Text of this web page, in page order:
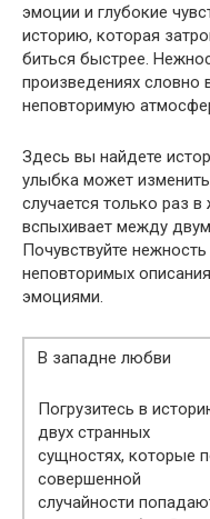
эмоции и глубокие
историю, которая
биться быстрее.
произведениях
неповторимую
Здесь вы найдете
улыбка может
случается только раз
вспыхивает между
Почувствуйте
неповторимых
эмоциями.
В западне любви
Погрузитесь в
двух странных
сущностях, которые
совершенной
случайности